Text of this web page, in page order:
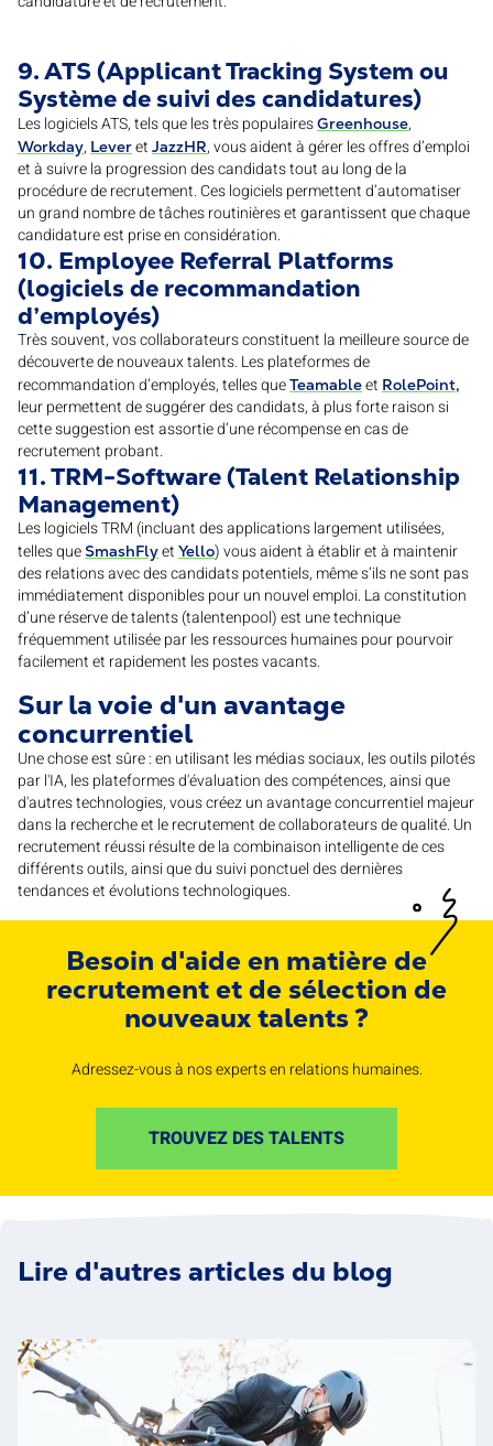
9. ATS (Applicant Tracking System ou
Système de suivi des candidatures)
Les logiciels ATS, tels que les très populairesGreenhouse,
Workday, Leveret JazzHR, vous aident à gérer les offres d’emploi
et à suivre la progression des candidats tout au long de la
procédure de recrutement. Ces logiciels permettent d’automatiser
un grand nombre de tâches routinières et garantissent que chaque
candidature est prise en considération.
10. Employee Referral Platforms
(logiciels de recommandation
d’employés)
Très souvent, vos collaborateurs constituent la meilleure source de
découverte de nouveaux talents. Les plateformes de
recommandation d’employés, telles queTeamableet RolePoint,
leur permettent de suggérer des candidats, à plus forte raison si
cette suggestion est assortie d’une récompense en cas de
recrutement probant.
11. TRM-Software (Talent Relationship
Management)
Les logiciels TRM (incluant des applications largement utilisées,
telles que SmashFlyet Yello) vous aident à établir et à maintenir
des relations avec des candidats potentiels, même s’ils ne sont pas
immédiatement disponibles pour un nouvel emploi. La constitution
d’une réserve de talents (talentenpool) est une technique
fréquemment utilisée par les ressources humaines pour pourvoir
facilement et rapidement les postes vacants.
Sur la voie d'un avantage
concurrentiel
Une chose est sûre : en utilisant les médias sociaux, les outils pilotés
par l'IA, les plateformes d'évaluation des compétences, ainsi que
d'autres technologies, vous créez un avantage concurrentiel majeur
dans la recherche et le recrutement de collaborateurs de qualité. Un
recrutement réussi résulte de la combinaison intelligente de ces
différents outils, ainsi que du suivi ponctuel des dernières
tendances et évolutions technologiques.
Besoin d'aide en matière de
recrutement et de sélection de
nouveaux talents ?
Adressez-vous à nos experts en relations humaines.
TROUVEZ DES TALENTS
Lire d'autres articles du blog